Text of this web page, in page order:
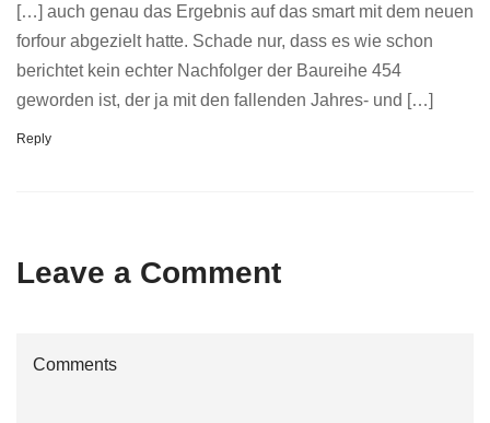
[…] auch genau das Ergebnis auf das smart mit dem neuen
forfour abgezielt hatte. Schade nur, dass es wie schon
berichtet kein echter Nachfolger der Baureihe 454
geworden ist, der ja mit den fallenden Jahres- und […]
Reply
Leave a Comment